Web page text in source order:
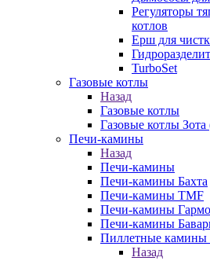
Регуляторы
котлов
Ерш для
TurboSet
Газовые котлы
Назад
Газовые котлы
Газовые котлы Зота
Печи-камины
Назад
Печи-камины
Печи-камины Бахта
Печи-камины TMF
Печи-камины
Печи-камины
Пиллетные камины
Назад